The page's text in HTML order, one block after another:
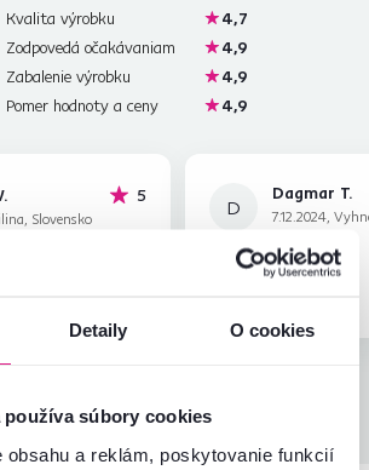
Detaily O cookies
súbory cookies
obsahu a reklám, poskytovanie funkcií
Kvalita výrobku
4,7
Zodpovedá očakávaniam
4,9
Zabalenie výrobku
4,9
Pomer hodnoty a ceny
4,9
Slovensko
5hviezdičiek
D
Dagmar T.
7.12.2024,